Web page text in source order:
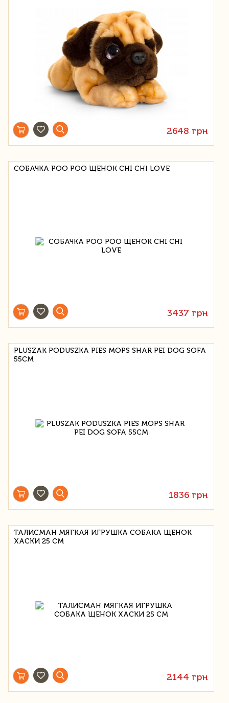
2648 грн
СОБАЧКА POO POO ЩЕНОК CHI CHI LOVE
3437 грн
PLUSZAK PODUSZKA PIES MOPS SHAR PEI DOG SOFA
55CM
1836 грн
ТАЛИСМАН МЯГКАЯ ИГРУШКА СОБАКА ЩЕНОК
ХАСКИ 25 СМ
2144 грн